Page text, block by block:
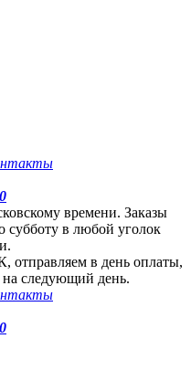
времени. Заказы
субботу в любой уголок
отправляем в день оплаты,
на следующий день.